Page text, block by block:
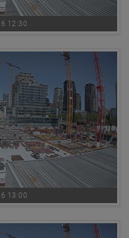
12:30
13:00